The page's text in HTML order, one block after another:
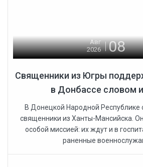
Авг
2026
08
Священники из Югры
в Донбассе словом
В Донецкой Народной Республике
священники из Ханты-Мансийска.
особой миссией: их ждут и в
раненные